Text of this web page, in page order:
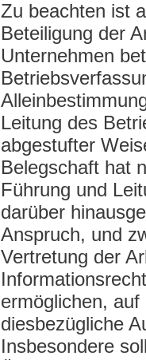
Zu beachten ist
Beteiligung der
Unternehmen
Leitung des
abgestufter
Belegschaft hat
Führung und
darüber
Anspruch, und
Vertretung der
ermöglichen,
diesbezügliche
Insbesondere